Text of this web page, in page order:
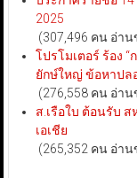
2025
(307,496 คน อ่า
โปรโมเตอร์ ร้อง
ยักษ์ใหญ่ ข้อหาปล
(276,558 คน อ่า
ส.เรือใบ ต้อนรับ
เอเชีย
(265,352 คน อ่า